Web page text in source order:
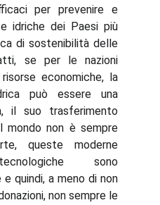
per prevenire e
idriche dei Paesi più
di sostenibilità delle
se per le nazioni
economiche, la
può essere una
il suo trasferimento
mondo non è sempre
queste moderne
sono
quindi, a meno di non
non sempre le